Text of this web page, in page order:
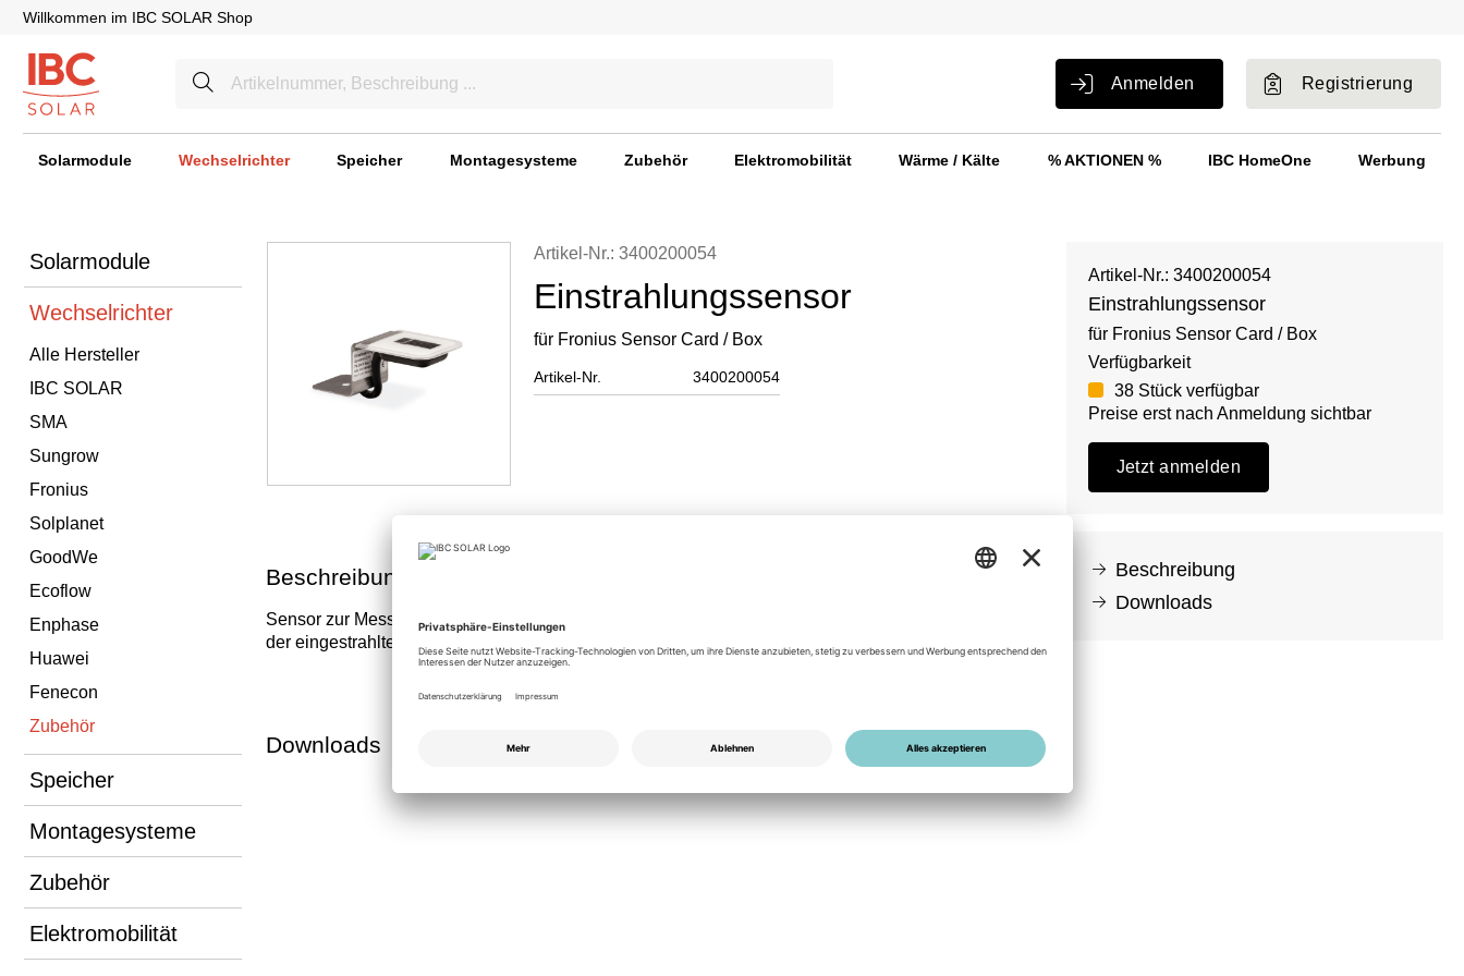
Willkommen im IBC SOLAR Shop
Anmelden Registrierung
Solarmodule Wechselrichter Speicher Montagesysteme Zubehör Elektromobilität Wärme / Kälte % AKTIONEN % IBC HomeOne Werbung
Solarmodule
Wechselrichter
Alle Hersteller
IBC SOLAR
SMA
Sungrow
Fronius
Solplanet
GoodWe
Ecoflow
Enphase
Huawei
Fenecon
Zubehör
Speicher
Montagesysteme
Zubehör
Elektromobilität
Artikel-Nr.: 3400200054
Einstrahlungssensor
für Fronius Sensor Card / Box
Artikel-Nr. 3400200054
Beschreibung
Sensor zur Messung
der eingestrahlten Energie
Downloads
Artikel-Nr.: 3400200054
Einstrahlungssensor
für Fronius Sensor Card / Box
Verfügbarkeit
38 Stück verfügbar
Preise erst nach Anmeldung sichtbar
Jetzt anmelden
Beschreibung
Downloads